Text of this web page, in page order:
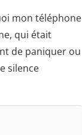
mon téléphone
qui était
de paniquer ou
silence